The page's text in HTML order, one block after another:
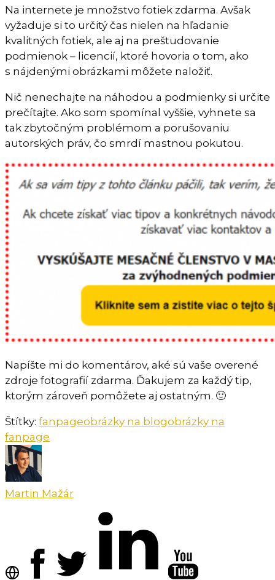
Na internete je množstvo fotiek zdarma. Avšak
vyžaduje si to určitý čas nielen na hľadanie
kvalitných fotiek, ale aj na preštudovanie
podmienok – licencií, ktoré hovoria o tom, ako
s nájdenými obrázkami môžete naložiť.
Nič nenechajte na náhodou a podmienky si určite
prečítajte. Ako som spomínal vyššie, vyhnete sa
tak zbytočným problémom a porušovaniu
autorských práv, čo smrdí mastnou pokutou.
Napíšte mi do komentárov, aké sú vaše overené
zdroje fotografií zdarma. Ďakujem za každý tip,
ktorým zároveň pomôžete aj ostatným. 🙂
Štítky: fanpageobrázky na blogobrázky na
fanpage
Martin Mažár